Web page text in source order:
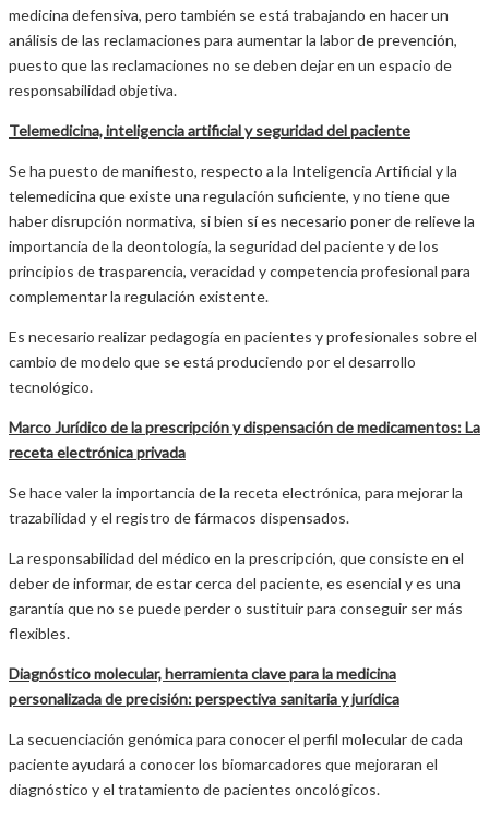
medicina defensiva, pero también se está trabajando en hacer un
análisis de las reclamaciones para aumentar la labor de prevención,
puesto que las reclamaciones no se deben dejar en un espacio de
responsabilidad objetiva.
Telemedicina, inteligencia artificial y seguridad del paciente
Se ha puesto de manifiesto, respecto a la Inteligencia Artificial y la
telemedicina que existe una regulación suficiente, y no tiene que
haber disrupción normativa, si bien sí es necesario poner de relieve la
importancia de la deontología, la seguridad del paciente y de los
principios de trasparencia, veracidad y competencia profesional para
complementar la regulación existente.
Es necesario realizar pedagogía en pacientes y profesionales sobre el
cambio de modelo que se está produciendo por el desarrollo
tecnológico.
Marco Jurídico de la prescripción y dispensación de medicamentos: La
receta electrónica privada
Se hace valer la importancia de la receta electrónica, para mejorar la
trazabilidad y el registro de fármacos dispensados.
La responsabilidad del médico en la prescripción, que consiste en el
deber de informar, de estar cerca del paciente, es esencial y es una
garantía que no se puede perder o sustituir para conseguir ser más
flexibles.
Diagnóstico molecular, herramienta clave para la medicina
personalizada de precisión: perspectiva sanitaria y jurídica
La secuenciación genómica para conocer el perfil molecular de cada
paciente ayudará a conocer los biomarcadores que mejoraran el
diagnóstico y el tratamiento de pacientes oncológicos.